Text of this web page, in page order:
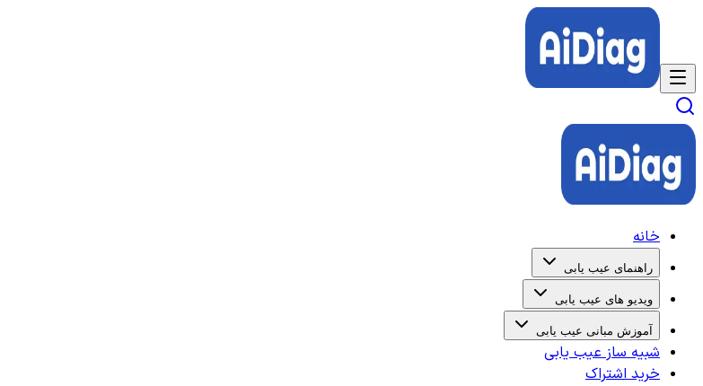
خانه
راهنمای عیب یابی
ویدیو های عیب یابی
آموزش مبانی عیب یابی
شبیه ساز عیب یابی
خرید اشتراک